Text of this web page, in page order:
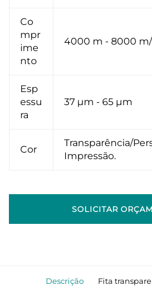
Co
mpr
ime
nto
4000 m - 8000 m/
Esp
essu
ra
37 μm - 65 μm
Cor
Transparência/
Impressão.
SOLICITAR
Descrição Fita